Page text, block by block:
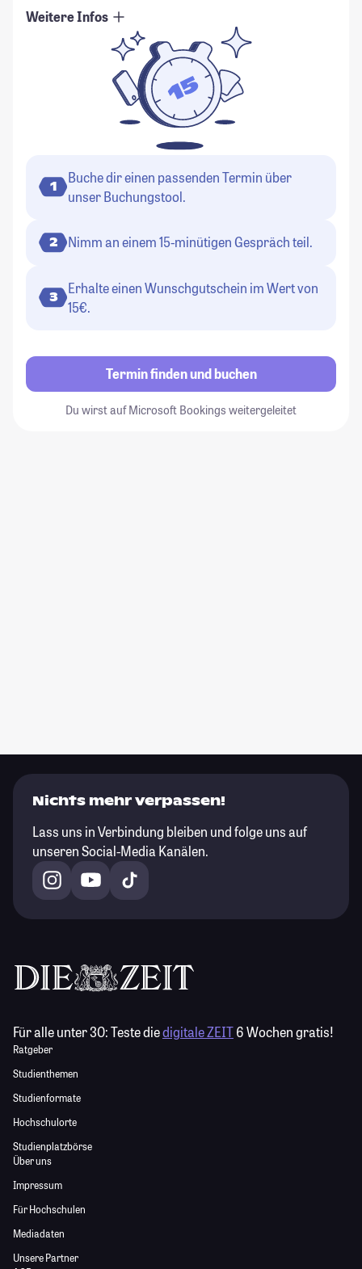
Weitere Infos
1
Buche dir einen passenden Termin über
unser Buchungstool.
2 Nimm an einem 15-minütigen Gespräch teil.
3
Erhalte einen Wunschgutschein im Wert von
15€.
Termin finden und buchen
Du wirst auf Microsoft Bookings weitergeleitet
Nichts mehr verpassen!
Lass uns in Verbindung bleiben und folge uns auf
unseren Social-Media Kanälen.
Für alle unter 30:Teste diedigitale ZEIT6 Wochen gratis!
Ratgeber
Studienthemen
Studienformate
Hochschulorte
Studienplatzbörse
Über uns
Impressum
Für Hochschulen
Mediadaten
Unsere Partner